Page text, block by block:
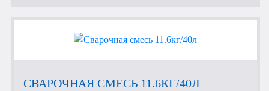
СВАРОЧНАЯ СМЕСЬ 11.6КГ/40Л